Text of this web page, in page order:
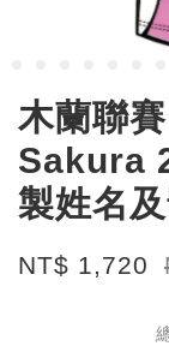
木蘭聯
Sakura
製姓名
NT$ 1,720